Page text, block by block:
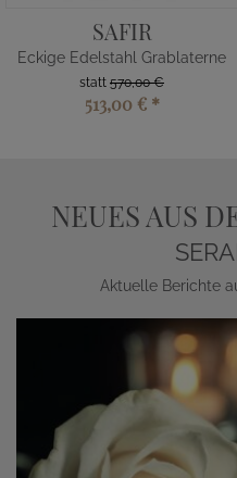
SAFIR
Eckige Edelstahl Grablaterne
statt 570,00 €
513,00 € *
NEUES AUS
Aktuelle Berichte